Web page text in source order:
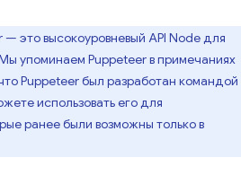
— это высокоуровневый API Node для
упоминаем Puppeteer в примечаниях
Puppeteer был разработан командой
использовать его для
ранее были возможны только в